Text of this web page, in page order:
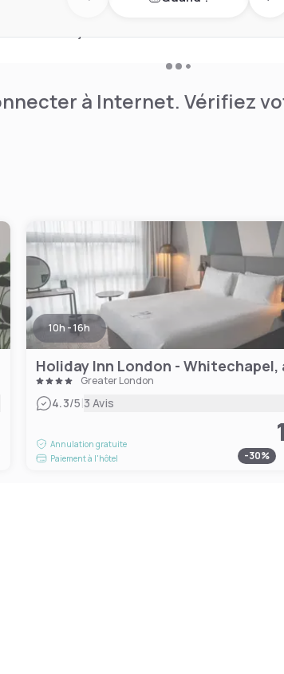
Previous day
à Internet. Vérifiez
10h - 16h
Greater London
4.3/5|3 Avis
Annulation gratuite
Paiement à l'hôtel
-30%